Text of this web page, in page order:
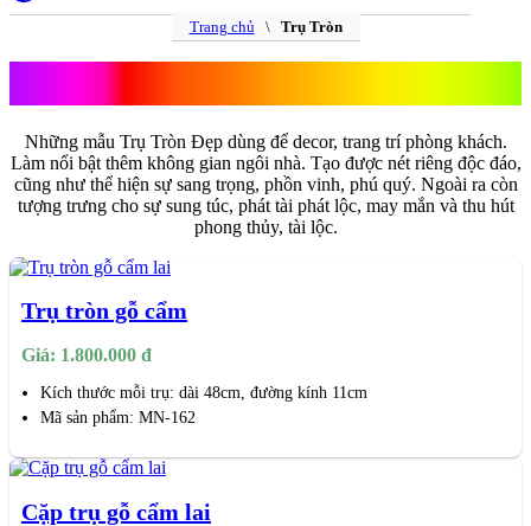
Trang chủ\ Trụ Tròn
Những mẫu Trụ Tròn Đẹp dùng để decor, trang trí phòng khách.
Làm nổi bật thêm không gian ngôi nhà. Tạo được nét riêng độc đáo,
cũng như thể hiện sự sang trọng, phồn vinh, phú quý. Ngoài ra còn
tượng trưng cho sự sung túc, phát tài phát lộc, may mắn và thu hút
phong thủy, tài lộc.
Trụ tròn gỗ cẩm
Giá: 1.800.000 đ
Kích thước mỗi trụ: dài 48cm, đường kính 11cm
Mã sản phẩm: MN-162
Cặp trụ gỗ cẩm lai